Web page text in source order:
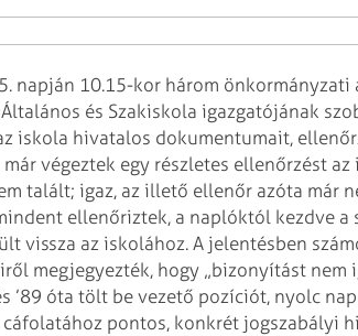
napján 10.15-kor három
és Szakiskola igazgatójának
iskola hivatalos dokumentumait,
végeztek egy részletes ellenőrzést
talált; igaz, az illető ellenőr azóta már
ellenőriztek, a naplóktól kezdve a
vissza az iskolához. A jelentésben
megjegyezték, hogy „bizonyítást nem
’89 óta tölt be vezető pozíciót, nyolc
cáfolatához pontos, konkrét jogszabályi